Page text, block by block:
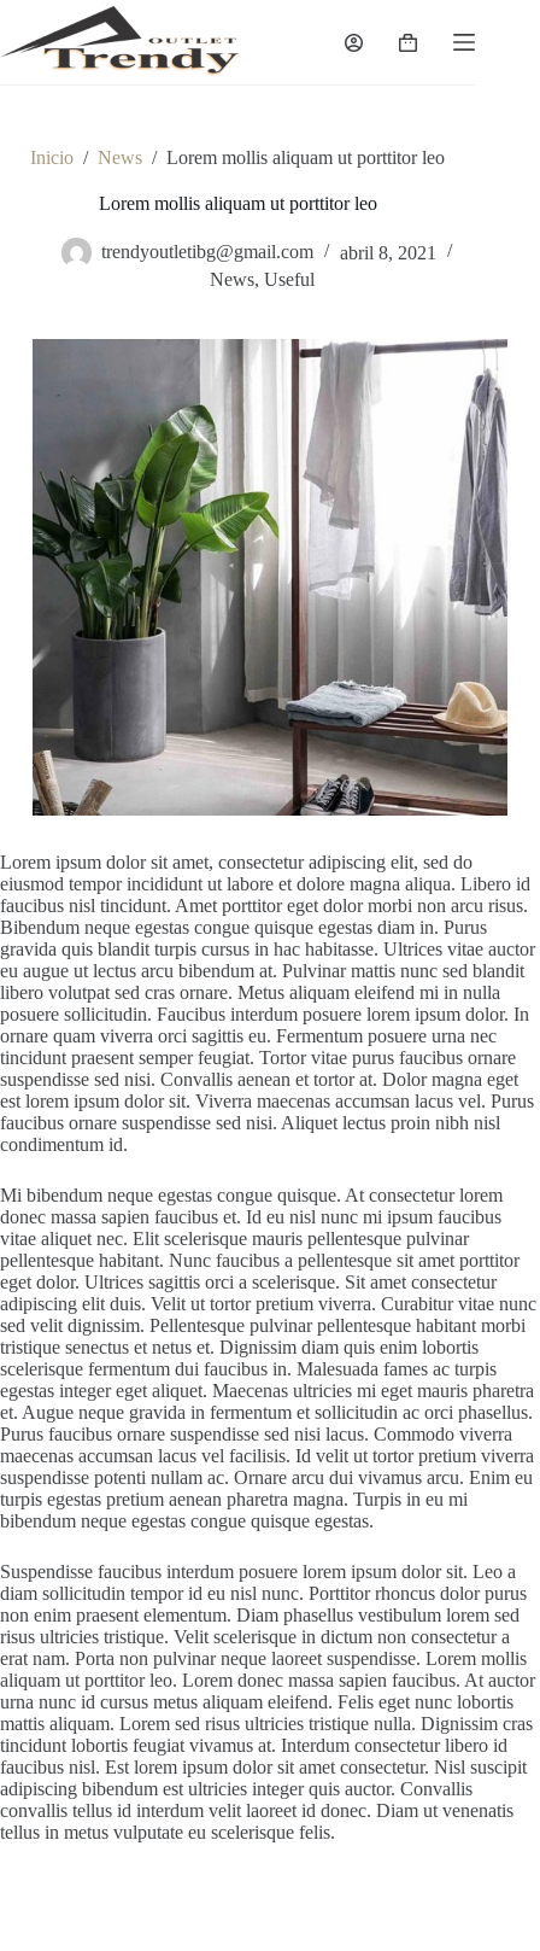
contenido
Carro
Inicio / News / Lorem mollis aliquam ut porttitor leo
Lorem mollis aliquam ut porttitor leo
trendyoutletibg@gmail.com
abril 8, 2021
News, Useful
Lorem ipsum dolor sit amet, consectetur adipiscing elit, sed do
eiusmod tempor incididunt ut labore et dolore magna aliqua. Libero id
faucibus nisl tincidunt. Amet porttitor eget dolor morbi non arcu risus.
Bibendum neque egestas congue quisque egestas diam in. Purus
gravida quis blandit turpis cursus in hac habitasse. Ultrices vitae auctor
eu augue ut lectus arcu bibendum at. Pulvinar mattis nunc sed blandit
libero volutpat sed cras ornare. Metus aliquam eleifend mi in nulla
posuere sollicitudin. Faucibus interdum posuere lorem ipsum dolor. In
ornare quam viverra orci sagittis eu. Fermentum posuere urna nec
tincidunt praesent semper feugiat. Tortor vitae purus faucibus ornare
suspendisse sed nisi. Convallis aenean et tortor at. Dolor magna eget
est lorem ipsum dolor sit. Viverra maecenas accumsan lacus vel. Purus
faucibus ornare suspendisse sed nisi. Aliquet lectus proin nibh nisl
condimentum id.
Mi bibendum neque egestas congue quisque. At consectetur lorem
donec massa sapien faucibus et. Id eu nisl nunc mi ipsum faucibus
vitae aliquet nec. Elit scelerisque mauris pellentesque pulvinar
pellentesque habitant. Nunc faucibus a pellentesque sit amet porttitor
eget dolor. Ultrices sagittis orci a scelerisque. Sit amet consectetur
adipiscing elit duis. Velit ut tortor pretium viverra. Curabitur vitae nunc
sed velit dignissim. Pellentesque pulvinar pellentesque habitant morbi
tristique senectus et netus et. Dignissim diam quis enim lobortis
scelerisque fermentum dui faucibus in. Malesuada fames ac turpis
egestas integer eget aliquet. Maecenas ultricies mi eget mauris pharetra
et. Augue neque gravida in fermentum et sollicitudin ac orci phasellus.
Purus faucibus ornare suspendisse sed nisi lacus. Commodo viverra
maecenas accumsan lacus vel facilisis. Id velit ut tortor pretium viverra
suspendisse potenti nullam ac. Ornare arcu dui vivamus arcu. Enim eu
turpis egestas pretium aenean pharetra magna. Turpis in eu mi
bibendum neque egestas congue quisque egestas.
Suspendisse faucibus interdum posuere lorem ipsum dolor sit. Leo a
diam sollicitudin tempor id eu nisl nunc. Porttitor rhoncus dolor purus
non enim praesent elementum. Diam phasellus vestibulum lorem sed
risus ultricies tristique. Velit scelerisque in dictum non consectetur a
erat nam. Porta non pulvinar neque laoreet suspendisse. Lorem mollis
aliquam ut porttitor leo. Lorem donec massa sapien faucibus. At auctor
urna nunc id cursus metus aliquam eleifend. Felis eget nunc lobortis
mattis aliquam. Lorem sed risus ultricies tristique nulla. Dignissim cras
tincidunt lobortis feugiat vivamus at. Interdum consectetur libero id
faucibus nisl. Est lorem ipsum dolor sit amet consectetur. Nisl suscipit
adipiscing bibendum est ultricies integer quis auctor. Convallis
convallis tellus id interdum velit laoreet id donec. Diam ut venenatis
tellus in metus vulputate eu scelerisque felis.